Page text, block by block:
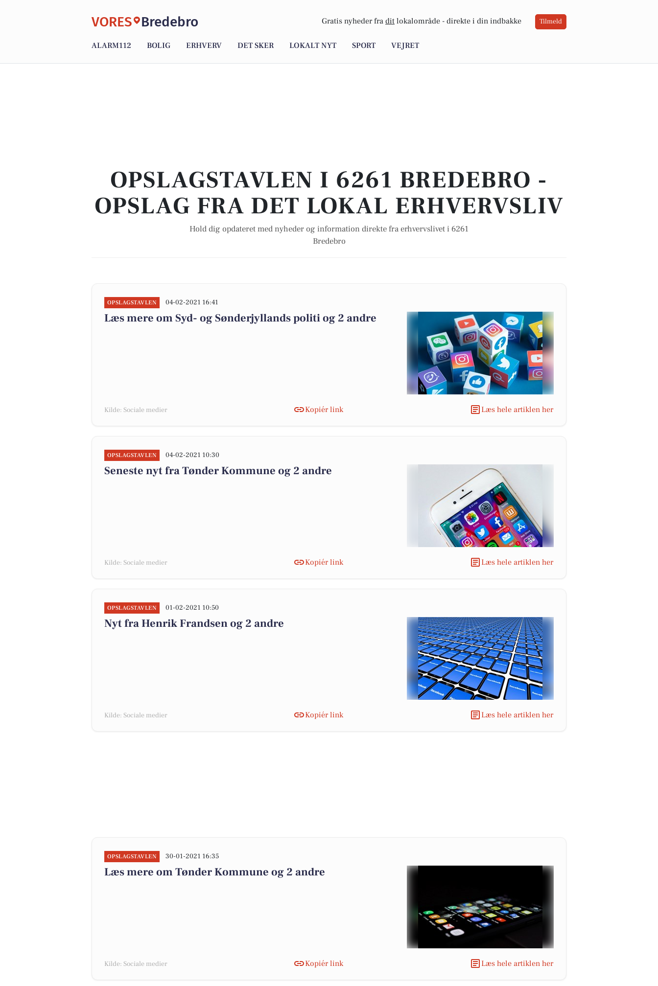
VORES Bredebro Gratis nyheder fra dit lokalområde - direkte i din indbakke Tilmeld
ALARM112 BOLIG ERHVERV DET SKER LOKALT NYT SPORT VEJRET
OPSLAGSTAVLEN I 6261 BREDEBRO -
OPSLAG FRA DET LOKAL ERHVERVSLIV
Hold dig opdateret med nyheder og information direkte fra erhvervslivet i 6261
Bredebro
OPSLAGSTAVLEN 04-02-2021 16:41
Læs mere om Syd- og Sønderjyllands politi og 2 andre
Kilde: Sociale medier Kopiér link Læs hele artiklen her
OPSLAGSTAVLEN 04-02-2021 10:30
Seneste nyt fra Tønder Kommune og 2 andre
Kilde: Sociale medier Kopiér link Læs hele artiklen her
OPSLAGSTAVLEN 01-02-2021 10:50
Nyt fra Henrik Frandsen og 2 andre
Kilde: Sociale medier Kopiér link Læs hele artiklen her
OPSLAGSTAVLEN 30-01-2021 16:35
Læs mere om Tønder Kommune og 2 andre
Kilde: Sociale medier Kopiér link Læs hele artiklen her